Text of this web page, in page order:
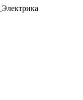
Электрика